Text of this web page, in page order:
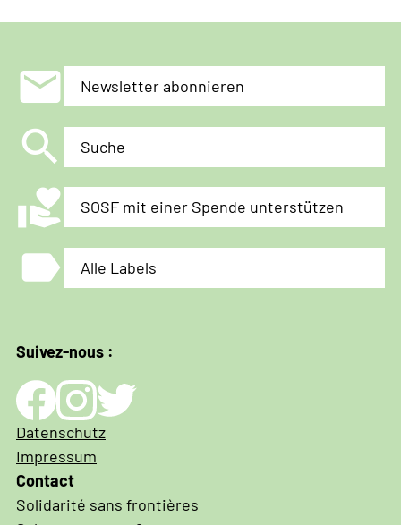
mail Newsletter abonnieren
search Suche
volunteer_activism SOSF mit einer Spende unterstützen
label Alle Labels
Suivez-nous :
Impressum
und
Datenschutz
Datenschutz
Impressum
Contact
Solidarité sans frontières